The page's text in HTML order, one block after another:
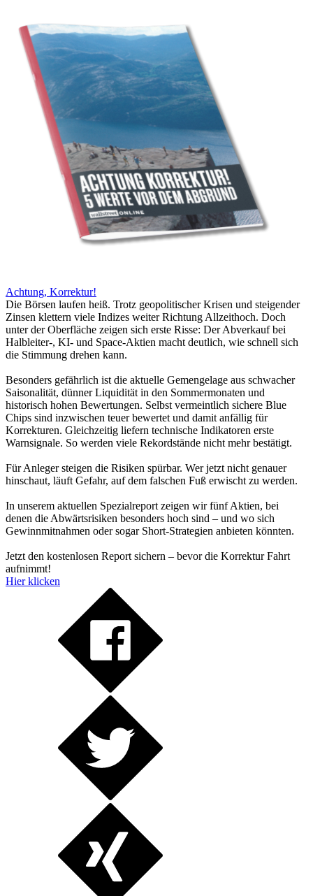
Achtung, Korrektur!
Die Börsen laufen heiß. Trotz geopolitischer Krisen und steigender
Zinsen klettern viele Indizes weiter Richtung Allzeithoch. Doch
unter der Oberfläche zeigen sich erste Risse: Der Abverkauf bei
Halbleiter-, KI- und Space-Aktien macht deutlich, wie schnell sich
die Stimmung drehen kann.
Besonders gefährlich ist die aktuelle Gemengelage aus schwacher
Saisonalität, dünner Liquidität in den Sommermonaten und
historisch hohen Bewertungen. Selbst vermeintlich sichere Blue
Chips sind inzwischen teuer bewertet und damit anfällig für
Korrekturen. Gleichzeitig liefern technische Indikatoren erste
Warnsignale. So werden viele Rekordstände nicht mehr bestätigt.
Für Anleger steigen die Risiken spürbar. Wer jetzt nicht genauer
hinschaut, läuft Gefahr, auf dem falschen Fuß erwischt zu werden.
In unserem aktuellen Spezialreport zeigen wir fünf Aktien, bei
denen die Abwärtsrisiken besonders hoch sind – und wo sich
Gewinnmitnahmen oder sogar Short-Strategien anbieten könnten.
Jetzt den kostenlosen Report sichern – bevor die Korrektur Fahrt
aufnimmt!
Hier klicken